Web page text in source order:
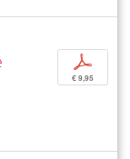
p
€ 9,95